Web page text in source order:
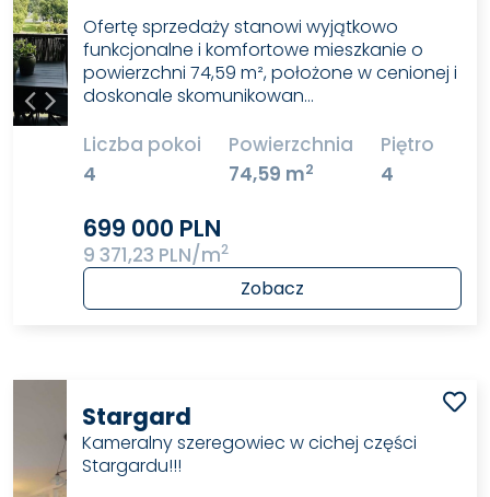
Ofertę sprzedaży stanowi wyjątkowo
funkcjonalne i komfortowe mieszkanie o
powierzchni 74,59 m², położone w cenionej i
doskonale skomunikowan…
Liczba pokoi
4
Powierzchnia
74,59 m2
Piętro
4
699 000 PLN
9 371,23 PLN/m2
Zobacz
Stargard
Kameralny szeregowiec w cichej części
Stargardu!!!